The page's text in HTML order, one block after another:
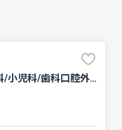
内科/循環器科/消化器科/外科/整形外科/小児科/歯科口腔外科/リハビリテーション/放射線科/麻酔科